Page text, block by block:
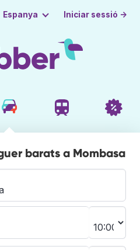
Espanya Iniciar sessió →
barats a Mombasa